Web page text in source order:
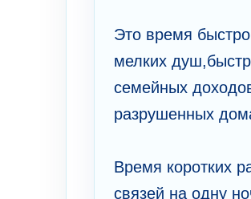
Это время
мелких
семейных
разрушенных
Время коротких
связей на одну